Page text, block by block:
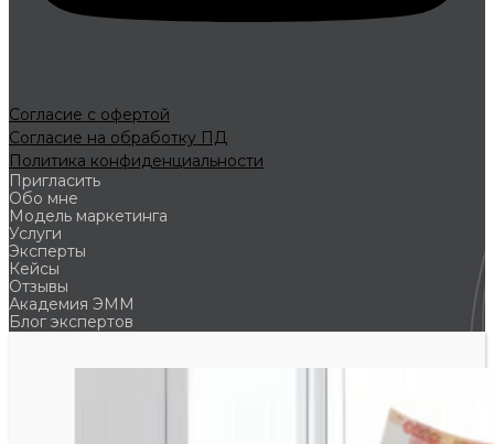
Согласие с офертой
Согласие на обработку ПД
Политика конфиденциальности
Пригласить
Обо мне
Модель маркетинга
Услуги
Эксперты
Кейсы
Отзывы
Академия ЭММ
Блог экспертов